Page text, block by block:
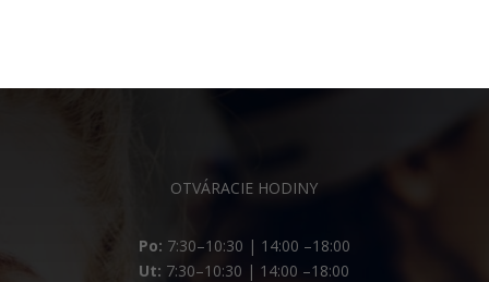
OTVÁRACIE HODINY
Po: 7:30–10:30 | 14:00 –18:00
Ut: 7:30–10:30 | 14:00 –18:00